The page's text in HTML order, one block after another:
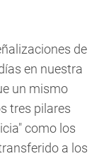
de
en nuestra
un mismo
tres pilares
como los
a los